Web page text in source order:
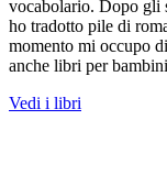
vocabolario. Dopo gli
ho tradotto pile di
momento mi occupo
anche libri per
Vedi i libri